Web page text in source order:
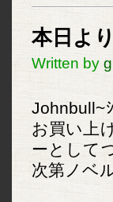
本日よ
Written by
Johnbull~
お買い上
ーとして
次第ノベ